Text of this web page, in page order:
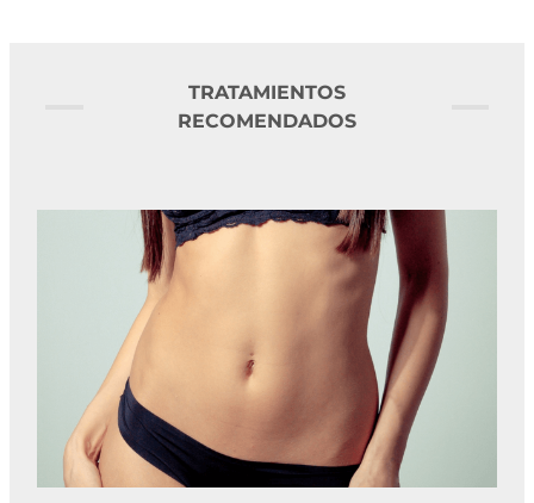
TRATAMIENTOS
RECOMENDADOS